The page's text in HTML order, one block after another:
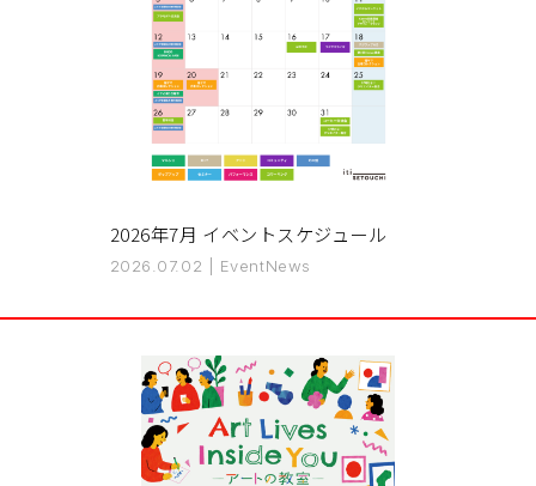
2026年7月 イベントスケジュール
2026.07.02 EventNews